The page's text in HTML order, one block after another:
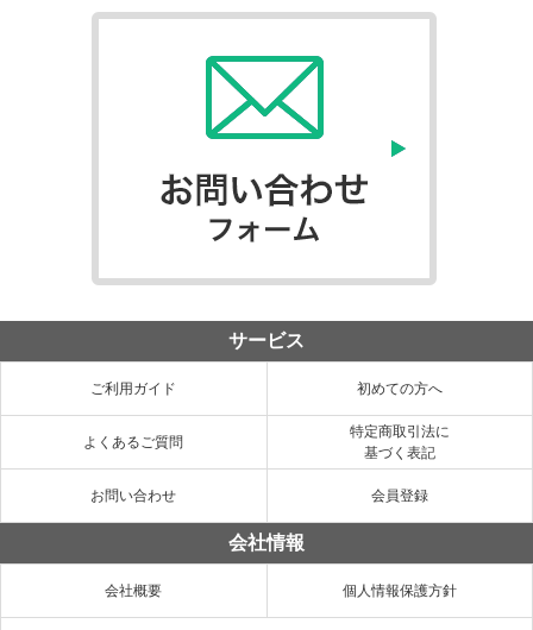
サービス
ご利用ガイド 初めての方へ
よくあるご質問
特定商取引法に
基づく表記
お問い合わせ 会員登録
会社情報
会社概要 個人情報保護方針